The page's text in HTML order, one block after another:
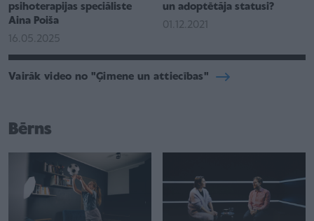
psihoterapijas speciāliste
Aina Poiša
16.05.2025
un adoptētāja statusi?
01.12.2021
Vairāk video no "Ģimene un attiecības"
Bērns